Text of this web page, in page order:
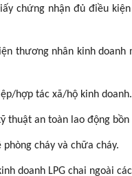
chứng nhận đủ điều
thương nhân kinh doanh
hợp tác xã/hộ kinh doanh.
thuật an toàn lao động bồn
cháy và chữa cháy.
doanh LPG chai ngoài